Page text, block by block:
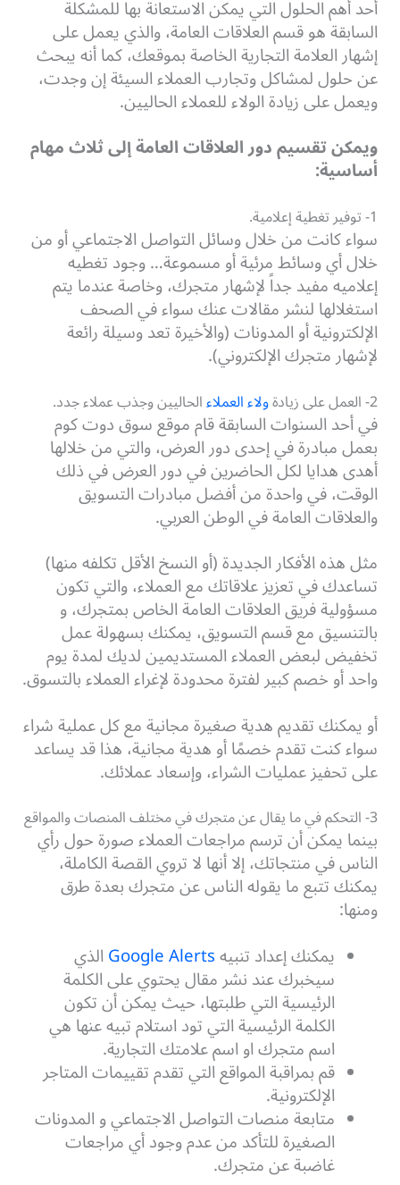
أحد أهم الحلول التي يمكن الاستعانة بها للمشكلة
السابقة هو قسم العلاقات العامة، والذي يعمل على
إشهار العلامة التجارية الخاصة بموقعك، كما أنه يبحث
عن حلول لمشاكل وتجارب العملاء السيئة إن وجدت،
ويعمل على زيادة الولاء للعملاء الحاليين.
ويمكن تقسيم دور العلاقات العامة إلى ثلاث مهام
أساسية:
1- توفير تغطية إعلامية.
سواء كانت من خلال وسائل التواصل الاجتماعي أو من
خلال أي وسائط مرئية أو مسموعة… وجود تغطيه
إعلاميه مفيد جداً لإشهار متجرك، وخاصة عندما يتم
استغلالها لنشر مقالات عنك سواء في الصحف
الإلكترونية أو المدونات (والأخيرة تعد وسيلة رائعة
لإشهار متجرك الإلكتروني).
2- العمل على زيادة ولاء العملاءالحاليين وجذب عملاء جدد.
في أحد السنوات السابقة قام موقع سوق دوت كوم
بعمل مبادرة في إحدى دور العرض، والتي من خلالها
أهدى هدايا لكل الحاضرين في دور العرض في ذلك
الوقت، في واحدة من أفضل مبادرات التسويق
والعلاقات العامة في الوطن العربي.
مثل هذه الأفكار الجديدة (أو النسخ الأقل تكلفه منها)
تساعدك في تعزيز علاقاتك مع العملاء، والتي تكون
مسؤولية فريق العلاقات العامة الخاص بمتجرك، و
بالتنسيق مع قسم التسويق، يمكنك بسهولة عمل
تخفيض لبعض العملاء المستديمين لديك لمدة يوم
واحد أو خصم كبير لفترة محدودة لإغراء العملاء بالتسوق.
أو يمكنك تقديم هدية صغيرة مجانية مع كل عملية شراء
سواء كنت تقدم خصمًا أو هدية مجانية، هذا قد يساعد
على تحفيز عمليات الشراء، وإسعاد عملائك.
3- التحكم في ما يقال عن متجرك في مختلف المنصات والمواقع
بينما يمكن أن ترسم مراجعات العملاء صورة حول رأي
الناس في منتجاتك، إلا أنها لا تروي القصة الكاملة،
يمكنك تتبع ما يقوله الناس عن متجرك بعدة طرق
ومنها:
يمكنك إعداد تنبيهGoogle Alertsالذي
سيخبرك عند نشر مقال يحتوي على الكلمة
الرئيسية التي طلبتها، حيث يمكن أن تكون
الكلمة الرئيسية التي تود استلام تبيه عنها هي
اسم متجرك او اسم علامتك التجارية.
قم بمراقبة المواقع التي تقدم تقييمات المتاجر
الإلكترونية.
متابعة منصات التواصل الاجتماعي و المدونات
الصغيرة للتأكد من عدم وجود أي مراجعات
غاضبة عن متجرك.